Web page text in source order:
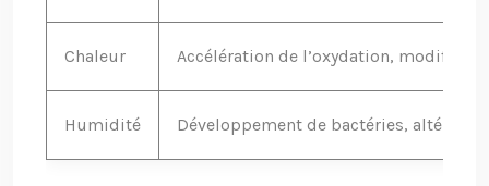
Chaleur Accélération de l’oxydation,
Humidité Développement de bactéries,